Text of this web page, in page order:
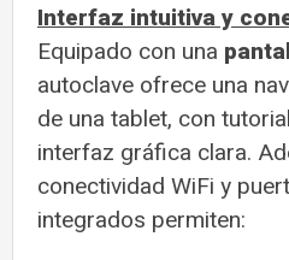
Interfaz intuitiva y
Equipado con una
autoclave ofrece una
de una tablet, con
interfaz gráfica clara.
conectividad WiFi y
integrados permiten: